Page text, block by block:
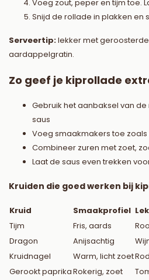
Voeg zout, peper en tijm toe.
Snijd de rollade in plakken en
Serveertip:lekker met
aardappelgratin.
Zo geef je kiprollade
Gebruik het aanbaksel van
saus
Voeg smaakmakers toe zoals
Combineer zuren met zoet,
Laat de saus even trekken
Kruiden die goed werken bij
Kruid Smaakprofiel
Tijm
Fris, aards
Dragon
Anijsachtig
Kruidnagel
Warm, licht zoet
Gerookt paprikaRokerig, zoet